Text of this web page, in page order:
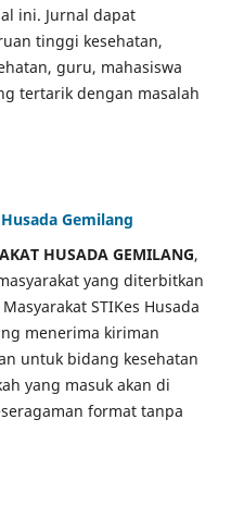
ini. Jurnal dapat
tinggi kesehatan,
guru, mahasiswa
tertarik dengan masalah
Gemilang
HUSADA GEMILANG,
yang diterbitkan
STIKes Husada
menerima kiriman
untuk bidang kesehatan
yang masuk akan di
format tanpa